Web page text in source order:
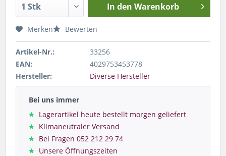
In den Warenkorb
Merken Bewerten
Artikel-Nr.:
33256
EAN:
4029753453778
Hersteller:
Diverse Hersteller
Bei uns immer
Lagerartikel heute bestellt morgen geliefert
Klimaneutraler Versand
Bei Fragen 052 212 29 74
Unsere Öffnungszeiten